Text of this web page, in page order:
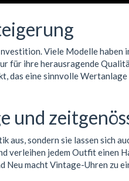
Viele Modelle
für ihre herausragende
eine sinnvolle
und
sondern sie lassen sich
verleihen jedem Outfit
macht Vintage-Uhren zu